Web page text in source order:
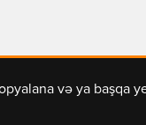
və ya başqa